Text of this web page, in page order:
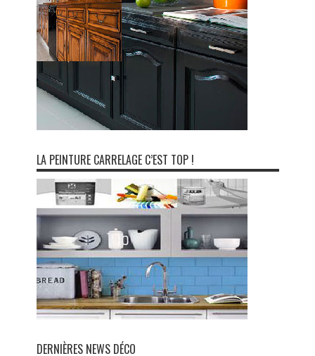
LA PEINTURE CARRELAGE C’EST TOP !
DERNIÈRES NEWS DÉCO